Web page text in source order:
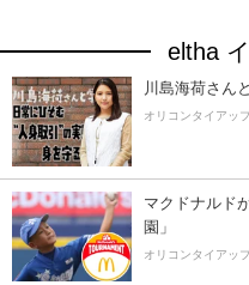
eltha
川島海荷さん
オリコンタイアッ
マクドナルド
園」
オリコンタイアッ